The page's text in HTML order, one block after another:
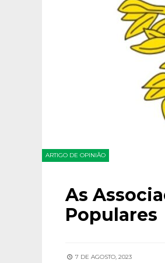
ARTIGO DE OPINIÃO
As
Populares
7 DE AGOSTO, 2023